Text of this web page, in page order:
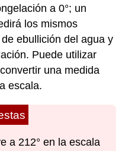
a 0°; un
los mismos
ebullición del agua y
Puede utilizar
una medida
escala.
a 212° en la escala